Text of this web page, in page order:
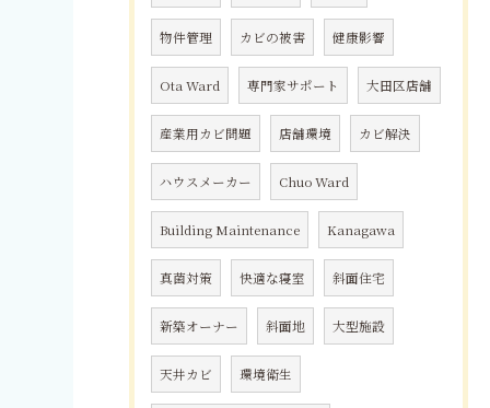
物件管理 カビの被害 健康影響
Ota Ward 専門家サポート 大田区店舗
産業用カビ問題 店舗環境 カビ解決
ハウスメーカー Chuo Ward
Building Maintenance Kanagawa
真菌対策 快適な寝室 斜面住宅
新築オーナー 斜面地 大型施設
天井カビ 環境衛生